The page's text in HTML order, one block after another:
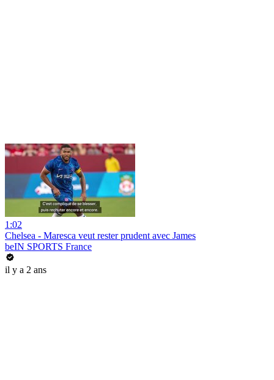
1:02
Chelsea - Maresca veut rester prudent avec James
beIN SPORTS France
il y a 2 ans